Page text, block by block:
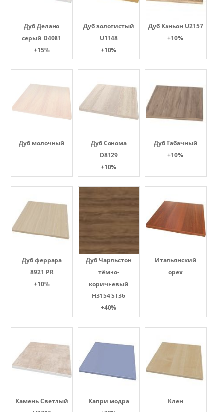
Дуб Делано
серый D4081
+15%
Дуб золотистый
U1148
+10%
Дуб Каньон U2157
+10%
Дуб молочный
Дуб Сонома
D8129
+10%
Дуб Табачный
+10%
Дуб феррара
8921 PR
+10%
Дуб Чарльстон
тёмно-
коричневый
H3154 ST36
+40%
Итальянский
орех
Камень Светлый
Капри модра
Клен